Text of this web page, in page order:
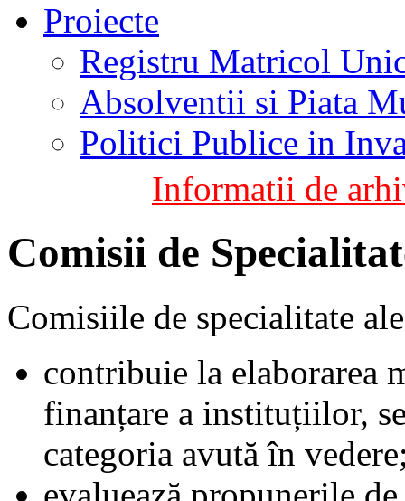
Proiecte
Registru Matricol
Absolventii si Piata
Politici Publice in
Informatii de
Comisii de
Comisiile de specialitate
contribuie la elaborarea
finanțare a instituțiilor,
categoria avută în